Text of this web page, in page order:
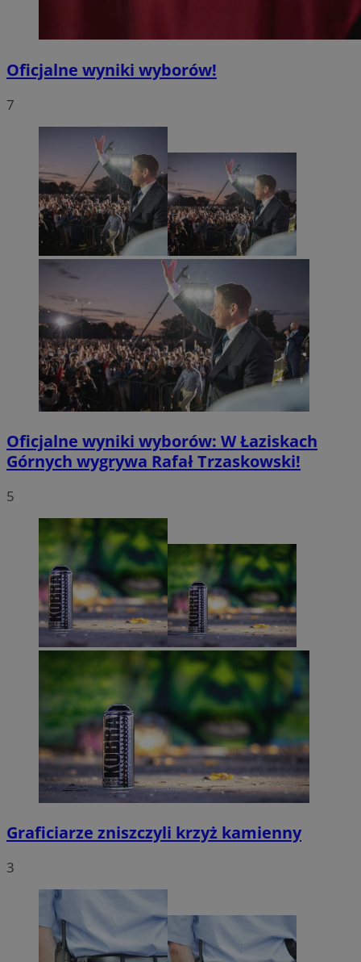
Oficjalne wyniki wyborów!
7
Oficjalne wyniki wyborów: W Łaziskach
Górnych wygrywa Rafał Trzaskowski!
5
Graficiarze zniszczyli krzyż kamienny
3